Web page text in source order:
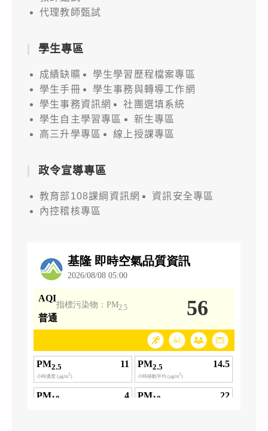
代理教師甄試
學生專區
成績缺曠
學生學習歷程檔案專區
學生手冊
學生事務與轉導工作網
學生事務資訊網
社團選填系統
學生自主學習專區
新生專區
高三升學專區
線上授課專區
政令宣導專區
教育部108課綱資訊網
資訊安全專區
內控稽核專區